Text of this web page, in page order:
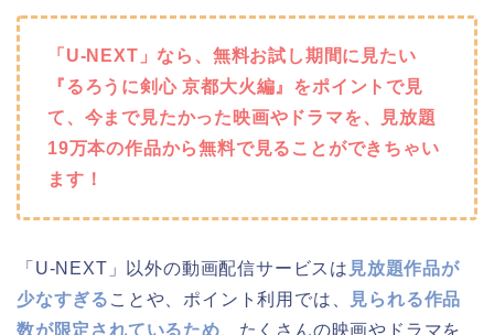
「U-NEXT」なら、無料お試し期間に見たい
『るろうに剣心 京都大火編』をポイントで見
て、今まで見たかった映画やドラマを、見放題
19万本の作品から無料で見ることができちゃい
ます！
「U-NEXT」以外の動画配信サービスは 見放題作品が
少なすぎる ことや、ポイント利用では、
見られる作品
数が限定されているため 、たくさんの映画やドラマを